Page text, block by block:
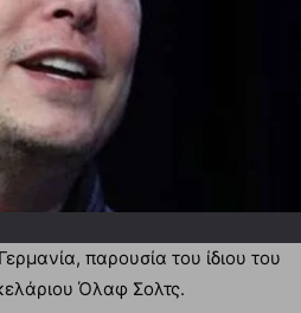
παρουσία του ίδιου του
Όλαφ Σολτς.